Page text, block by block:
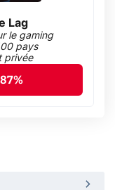
Lag
le gaming
pays
privée